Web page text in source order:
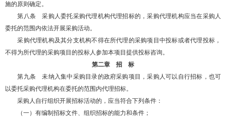
施的原则确定。
第八条 采购人委托采购代理机构代理招标的，采购代理机构应当在采购人
委托的范围内依法开展采购活动。
采购代理机构及其分支机构不得在所代理的采购项目中投标或者代理投标，
不得为所代理的采购项目的投标人参加本项目提供投标咨询。
第二章 招 标
第九条 未纳入集中采购目录的政府采购项目，采购人可以自行招标，也可
以委托采购代理机构在委托的范围内代理招标。
采购人自行组织开展招标活动的，应当符合下列条件：
（一）有编制招标文件、组织招标的能力和条件；